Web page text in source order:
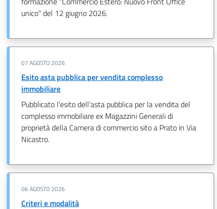
unico" del 12 giugno 2026.
07 AGOSTO 2026
Esito asta pubblica per vendita complesso
immobiliare
Pubblicato l'esito dell'asta pubblica per la vendita del
complesso immobiliare ex Magazzini Generali di
proprietà della Camera di commercio sito a Prato in Via
Nicastro.
06 AGOSTO 2026
Criteri e modalità